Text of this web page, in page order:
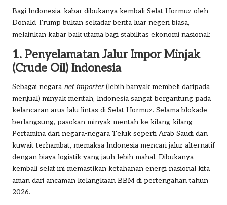
Bagi Indonesia, kabar dibukanya kembali Selat Hormuz oleh
Donald Trump bukan sekadar berita luar negeri biasa,
melainkan kabar baik utama bagi stabilitas ekonomi nasional:
1. Penyelamatan Jalur Impor Minjak
(Crude Oil) Indonesia
Sebagai negara net importer(lebih banyak membeli daripada
menjual) minyak mentah, Indonesia sangat bergantung pada
kelancaran arus lalu lintas di Selat Hormuz. Selama blokade
berlangsung, pasokan minyak mentah ke kilang-kilang
Pertamina dari negara-negara Teluk seperti Arab Saudi dan
kuwait terhambat, memaksa Indonesia mencari jalur alternatif
dengan biaya logistik yang jauh lebih mahal. Dibukanya
kembali selat ini memastikan ketahanan energi nasional kita
aman dari ancaman kelangkaan BBM di pertengahan tahun
2026.